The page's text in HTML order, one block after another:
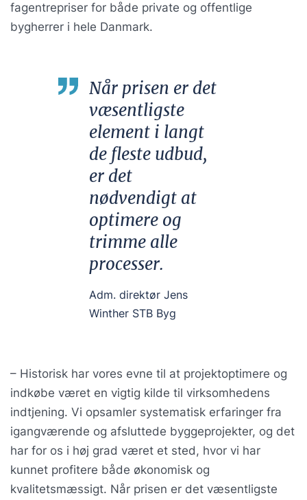
fagentrepriser for både private og offentlige
bygherrer i hele Danmark.
Når prisen er det
væsentligste
element i langt
de fleste udbud,
er det
nødvendigt at
optimere og
trimme alle
processer.
Adm. direktør Jens
Winther STB Byg
– Historisk har vores evne til at projektoptimere og
indkøbe været en vigtig kilde til virksomhedens
indtjening. Vi opsamler systematisk erfaringer fra
igangværende og afsluttede byggeprojekter, og det
har for os i høj grad været et sted, hvor vi har
kunnet profitere både økonomisk og
kvalitetsmæssigt. Når prisen er det væsentligste